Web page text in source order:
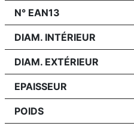
N° EAN13
DIAM. INTÉRIEUR
DIAM. EXTÉRIEUR
EPAISSEUR
POIDS